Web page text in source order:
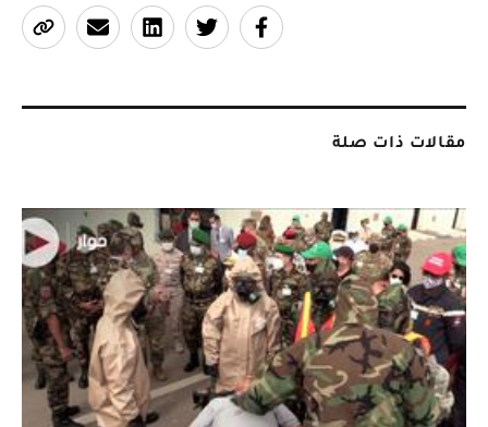
مقالات ذات صلة